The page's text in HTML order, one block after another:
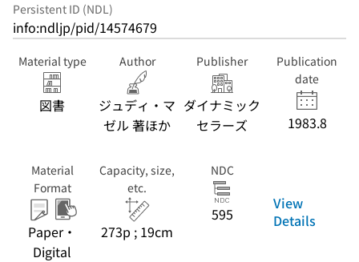
Persistent ID (NDL)
info:ndljp/pid/14574679
Material type
図書
Author
ジュディ・マ
ゼル 著ほか
Publisher
ダイナミック
セラーズ
Publication
date
1983.8
Material
Format
Paper・
Digital
Capacity, size,
etc.
273p ; 19cm
NDC
595
View
Details